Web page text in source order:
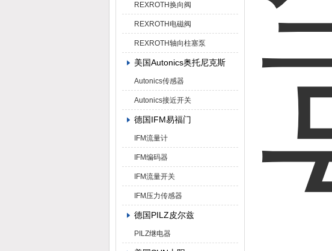
REXROTH换向阀
REXROTH电磁阀
REXROTH轴向柱塞泵
美国Autonics奥托尼克斯
Autonics传感器
Autonics接近开关
德国IFM易福门
IFM流量计
IFM编码器
IFM流量开关
IFM压力传感器
德国PILZ皮尔兹
PILZ继电器